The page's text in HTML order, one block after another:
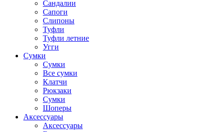
Сандалии
Сапоги
Слипоны
Туфли
Туфли летние
Угги
Сумки
Сумки
Все сумки
Клатчи
Рюкзаки
Сумки
Шоперы
Аксессуары
Аксессуары